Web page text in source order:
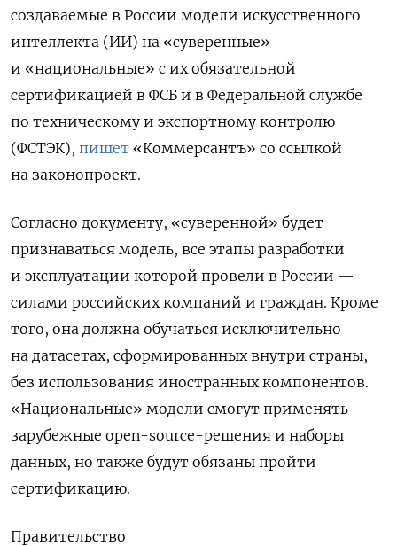
создаваемые в России модели искусственного
интеллекта (ИИ) на «суверенные»
и «национальные» с их обязательной
сертификацией в ФСБ и в Федеральной службе
по техническому и экспортному контролю
(ФСТЭК), пишет «Коммерсантъ» со ссылкой
на законопроект.
Согласно документу, «суверенной» будет
признаваться модель, все этапы разработки
и эксплуатации которой провели в России —
силами российских компаний и граждан. Кроме
того, она должна обучаться исключительно
на датасетах, сформированных внутри страны,
без использования иностранных компонентов.
«Национальные» модели смогут применять
зарубежные open-source-решения и наборы
данных, но также будут обязаны пройти
сертификацию.
Правительство